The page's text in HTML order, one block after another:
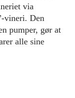
via
vineri. Den
pumper, gør at
alle sine